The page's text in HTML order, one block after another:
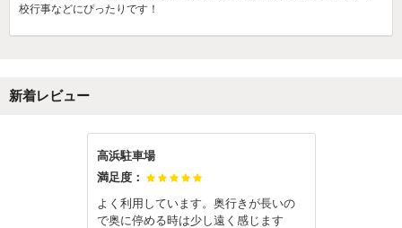
校行事などにぴったりです！
新着レビュー
高浜駐車場
満足度：
よく利用しています。奥行きが長いの
で奥に停める時は少し遠く感じます